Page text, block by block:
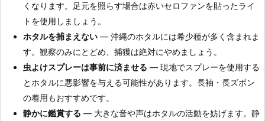
くなります。足元を照らす場合は赤いセロファンを貼ったライ
トを使用しましょう。
ホタルを捕まえない — 沖縄のホタルには希少種が多く含まれま
す。観察のみにとどめ、捕獲は絶対にやめましょう。
虫よけスプレーは事前に済ませる — 現地でスプレーを使用する
とホタルに悪影響を与える可能性があります。長袖・長ズボン
の着用もおすすめです。
静かに鑑賞する — 大きな音や声はホタルの活動を妨げます。静